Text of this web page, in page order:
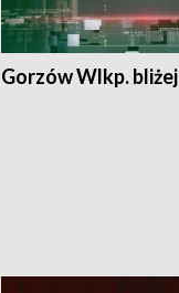
Gorzów Wlkp. bliżej